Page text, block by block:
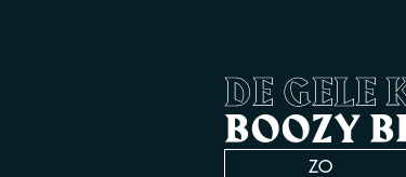
DE GELE
BOOZY
ZO